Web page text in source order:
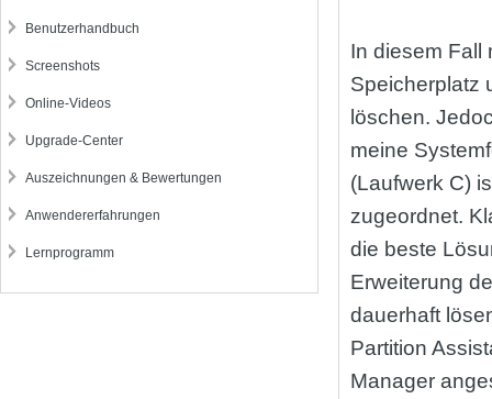
Benutzerhandbuch
Screenshots
Online-Videos
Upgrade-Center
Auszeichnungen & Bewertungen
Anwendererfahrungen
Lernprogramm
In diesem Fall
Speicherplatz
löschen.
meine
(Laufwerk C)
zugeordnet.
die beste
Erweiterung
dauerhaft
Partition
Manager